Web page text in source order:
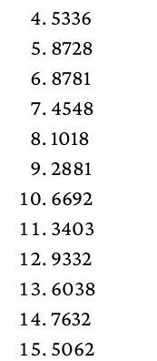
5336
8728
8781
4548
1018
2881
6692
3403
9332
6038
7632
5062